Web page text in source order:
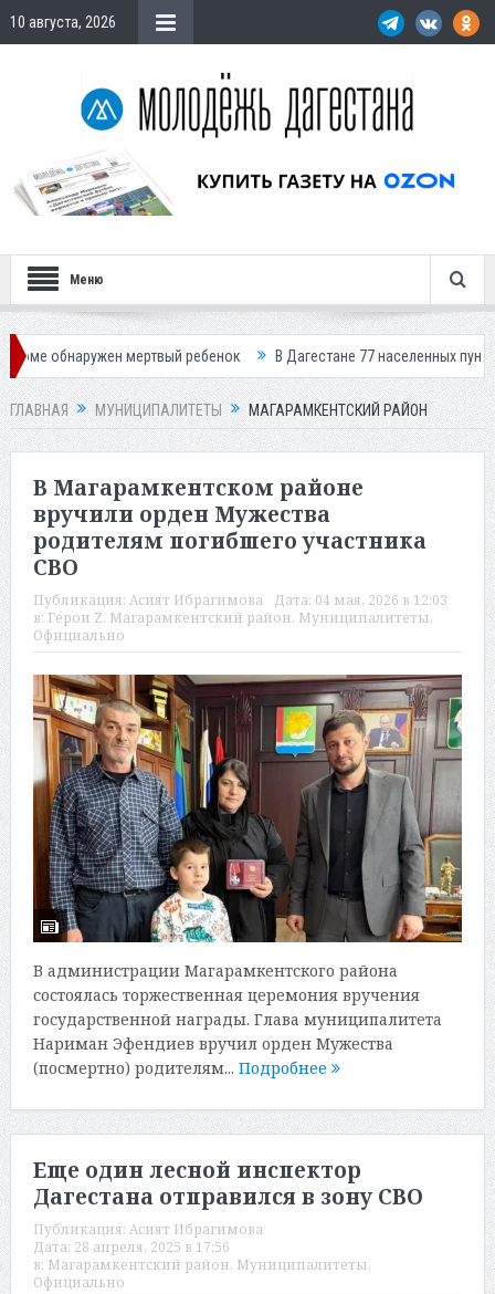
10 августа, 2026
Меню
ребенок В Дагестане 77 населенных пунктов остались без
ГЛАВНАЯ МУНИЦИПАЛИТЕТЫ МАГАРАМКЕНТСКИЙ РАЙОН
В Магарамкентском районе
вручили орден Мужества
родителям погибшего участника
СВО
Публикация: Асият Ибрагимова Дата: 04 мая, 2026 в 12:03
в: Герои Z, Магарамкентский район, Муниципалитеты,
Официально
В администрации Магарамкентского района
состоялась торжественная церемония вручения
государственной награды. Глава муниципалитета
Нариман Эфендиев вручил орден Мужества
(посмертно) родителям... Подробнее
Еще один лесной инспектор
Дагестана отправился в зону СВО
Публикация: Асият Ибрагимова
Дата: 28 апреля, 2025 в 17:56
в: Магарамкентский район, Муниципалитеты,
Официально